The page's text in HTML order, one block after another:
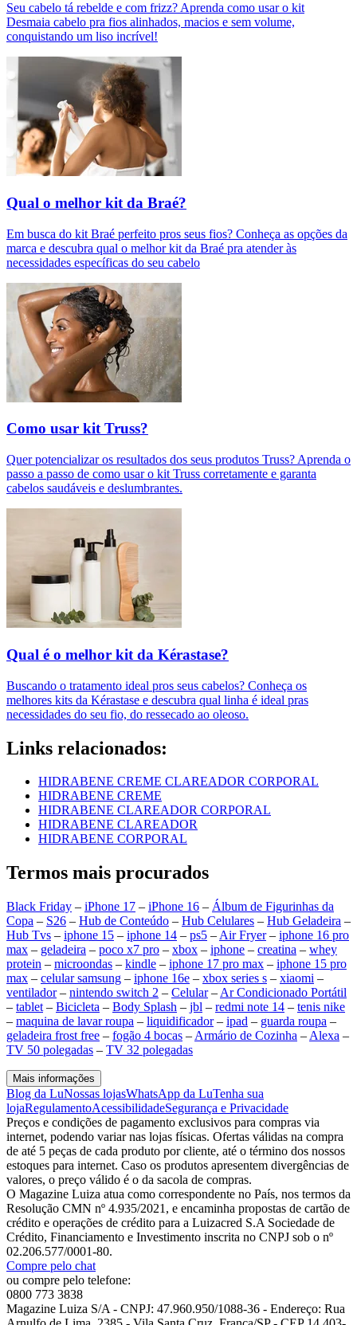
Seu cabelo tá rebelde e com frizz? Aprenda como usar o kit
Desmaia cabelo pra fios alinhados, macios e sem volume,
conquistando um liso incrível!
Qual o melhor kit da Braé?
Em busca do kit Braé perfeito pros seus fios? Conheça as opções da
marca e descubra qual o melhor kit da Braé pra atender às
necessidades específicas do seu cabelo
Como usar kit Truss?
Quer potencializar os resultados dos seus produtos Truss? Aprenda o
passo a passo de como usar o kit Truss corretamente e garanta
cabelos saudáveis e deslumbrantes.
Qual é o melhor kit da Kérastase?
Buscando o tratamento ideal pros seus cabelos? Conheça os
melhores kits da Kérastase e descubra qual linha é ideal pras
necessidades do seu fio, do ressecado ao oleoso.
Links relacionados:
HIDRABENE CREME CLAREADOR CORPORAL
HIDRABENE CREME
HIDRABENE CLAREADOR CORPORAL
HIDRABENE CLAREADOR
HIDRABENE CORPORAL
Termos mais procurados
Black Friday – iPhone 17 – iPhone 16 – Álbum de Figurinhas da
Copa – S26 – Hub de Conteúdo – Hub Celulares – Hub Geladeira –
Hub Tvs – iphone 15 – iphone 14 – ps5 – Air Fryer– iphone 16 pro
max – geladeira – poco x7 pro – xbox – iphone – creatina – whey
protein – microondas – kindle – iphone 17 pro max – iphone 15 pro
max – celular samsung – iphone 16e – xbox series s – xiaomi –
ventilador– nintendo switch 2 – Celular– Ar Condicionado Portátil
– tablet – Bicicleta – Body Splash – jbl – redmi note 14 – tenis nike
– maquina de lavar roupa – liquidificador– ipad – guarda roupa –
geladeira frost free – fogão 4 bocas – Armário de Cozinha – Alexa –
TV 50 polegadas – TV 32 polegadas
Mais informações
Blog da LuNossas lojasWhatsApp da LuTenha sua
lojaRegulamentoAcessibilidadeSegurança e Privacidade
Preços e condições de pagamento exclusivos para compras via
internet, podendo variar nas lojas físicas. Ofertas válidas na compra
de até 5 peças de cada produto por cliente, até o término dos nossos
estoques para internet. Caso os produtos apresentem divergências de
valores, o preço válido é o da sacola de compras.
O Magazine Luiza atua como correspondente no País, nos termos da
Resolução CMN nº 4.935/2021, e encaminha propostas de cartão de
crédito e operações de crédito para a Luizacred S.A Sociedade de
Crédito, Financiamento e Investimento inscrita no CNPJ sob o nº
02.206.577/0001-80.
Compre pelo chat
ou compre pelo telefone:
0800 773 3838
Magazine Luiza S/A - CNPJ: 47.960.950/1088-36 - Endereço: Rua